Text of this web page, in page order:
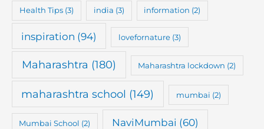
Health Tips(3) india (3) information (2)
inspiration (94) lovefornature (3)
Maharashtra (180) Maharashtra lockdown (2)
maharashtra school (149) mumbai (2)
Mumbai School (2) NaviMumbai (60)